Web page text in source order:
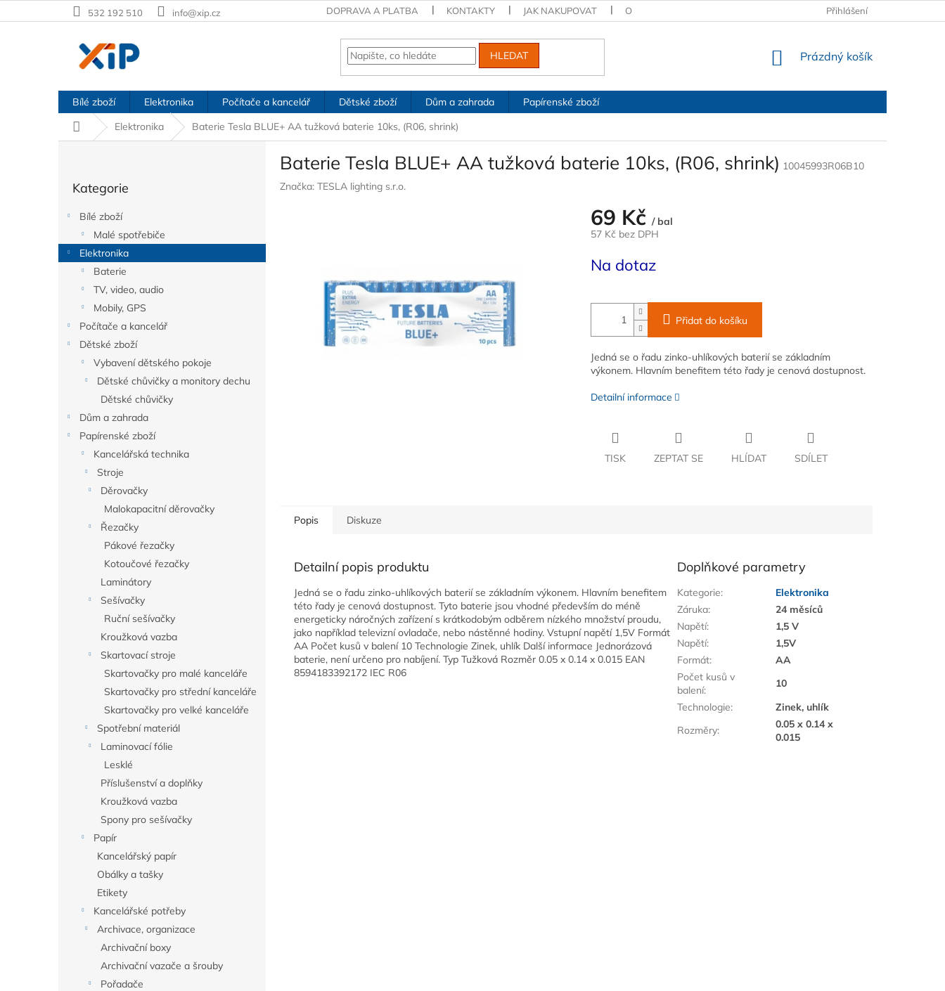
na
532 192 510 info@xip.cz DOPRAVA A PLATBA KONTAKTY JAK NAKUPOVAT OBCHODNÍ PODMÍNKY PODMÍNKY OCHRANY OSOBNÍCH ÚDAJŮ
Přihlášení
HLEDAT
NÁKUPNÍ
Prázdný košík
Bílé zboží Elektronika Počítače a kancelář Dětské zboží Dům a zahrada
Papírenské zboží
Domů
Elektronika Baterie Tesla BLUE+ AA tužková baterie 10ks, (R06, shrink)
n
kategorie
Kategorie
Bílé zboží
Malé spotřebiče
Elektronika
Baterie
TV, video, audio
Mobily, GPS
Počítače a kancelář
Dětské zboží
Vybavení dětského pokoje
Dětské chůvičky a monitory dechu
Dětské chůvičky
Dům a zahrada
Papírenské zboží
Kancelářská technika
Stroje
Děrovačky
Malokapacitní děrovačky
Řezačky
Pákové řezačky
Kotoučové řezačky
Laminátory
Sešívačky
Ruční sešívačky
Kroužková vazba
Skartovací stroje
Skartovačky pro malé kanceláře
Skartovačky pro střední kanceláře
Skartovačky pro velké kanceláře
Spotřební materiál
Laminovací fólie
Lesklé
Příslušenství a doplňky
Kroužková vazba
Spony pro sešívačky
Papír
Kancelářský papír
Obálky a tašky
Etikety
Kancelářské potřeby
Archivace, organizace
Archivační boxy
Archivační vazače a šrouby
Pořadače
Baterie Tesla BLUE+ AA tužková baterie 10ks, (R06, shrink) 10045993R06B10
Značka: TESLA lighting s.r.o.
69 Kč / bal
57 Kč bez DPH
cena:
Na dotaz
Přidat do košíku
Jedná se o řadu zinko-uhlíkových baterií se základním
výkonem. Hlavním benefitem této řady je cenová dostupnost.
Detailní informace
TISK ZEPTAT SE HLÍDAT SDÍLET
Popis Diskuze
Detailní popis produktu
Jedná se o řadu zinko-uhlíkových baterií se základním výkonem. Hlavním benefitem
této řady je cenová dostupnost. Tyto baterie jsou vhodné především do méně
energeticky náročných zařízení s krátkodobým odběrem nízkého množství proudu,
jako například televizní ovladače, nebo nástěnné hodiny. Vstupní napětí 1,5V Formát
AA Počet kusů v balení 10 Technologie Zinek, uhlík Další informace Jednorázová
baterie, není určeno pro nabíjení. Typ Tužková Rozměr 0.05 x 0.14 x 0.015 EAN
8594183392172 IEC R06
Doplňkové parametry
Kategorie:
Elektronika
Záruka:
24 měsíců
Napětí:
1,5 V
Napětí:
1,5V
Formát:
AA
Počet kusů v
balení:
10
Technologie:
Zinek, uhlík
Rozměry:
0.05 x 0.14 x
0.015